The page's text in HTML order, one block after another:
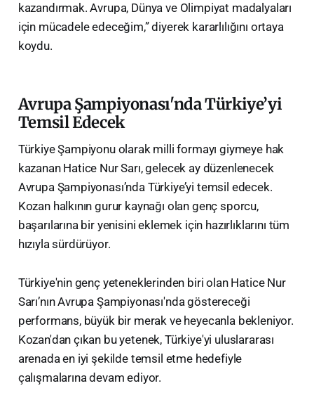
kazandırmak. Avrupa, Dünya ve Olimpiyat madalyaları
için mücadele edeceğim,” diyerek kararlılığını ortaya
koydu.
Avrupa Şampiyonası'nda Türkiye’yi
Temsil Edecek
Türkiye Şampiyonu olarak milli formayı giymeye hak
kazanan Hatice Nur Sarı, gelecek ay düzenlenecek
Avrupa Şampiyonası’nda Türkiye’yi temsil edecek.
Kozan halkının gurur kaynağı olan genç sporcu,
başarılarına bir yenisini eklemek için hazırlıklarını tüm
hızıyla sürdürüyor.
Türkiye'nin genç yeteneklerinden biri olan Hatice Nur
Sarı’nın Avrupa Şampiyonası'nda göstereceği
performans, büyük bir merak ve heyecanla bekleniyor.
Kozan'dan çıkan bu yetenek, Türkiye'yi uluslararası
arenada en iyi şekilde temsil etme hedefiyle
çalışmalarına devam ediyor.